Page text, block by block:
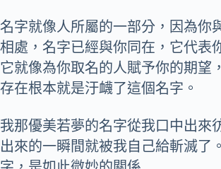
名字就像人所屬的一部分，因為你
相處，名字已經與你同在，它代表
它就像為你取名的人賦予你的期望
存在根本就是汙衊了這個名字。
我那優美若夢的名字從我口中出來
出來的一瞬間就被我自己給斬滅了